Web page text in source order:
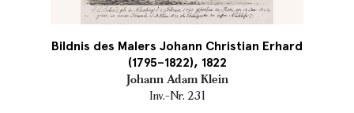
Bildnis des Malers Johann Christian Erhard
(1795–1822), 1822
Johann Adam Klein
Inv.-Nr. 231